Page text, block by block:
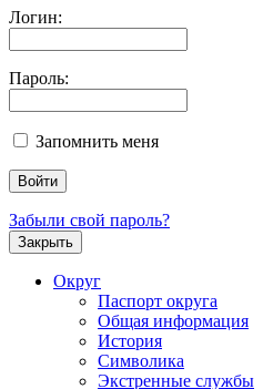
Логин:
Пароль:
Запомнить меня
Забыли свой пароль?
Закрыть
Округ
Паспорт округа
Общая информация
История
Символика
Экстренные службы